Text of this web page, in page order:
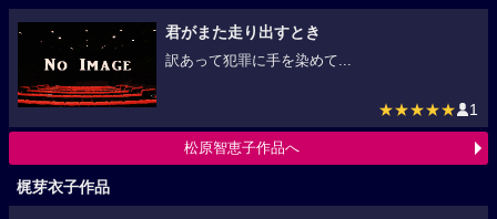
君がまた走り出すとき
訳あって犯罪に手を染めて...
★★★★★ 1
松原智恵子作品へ
梶芽衣子作品